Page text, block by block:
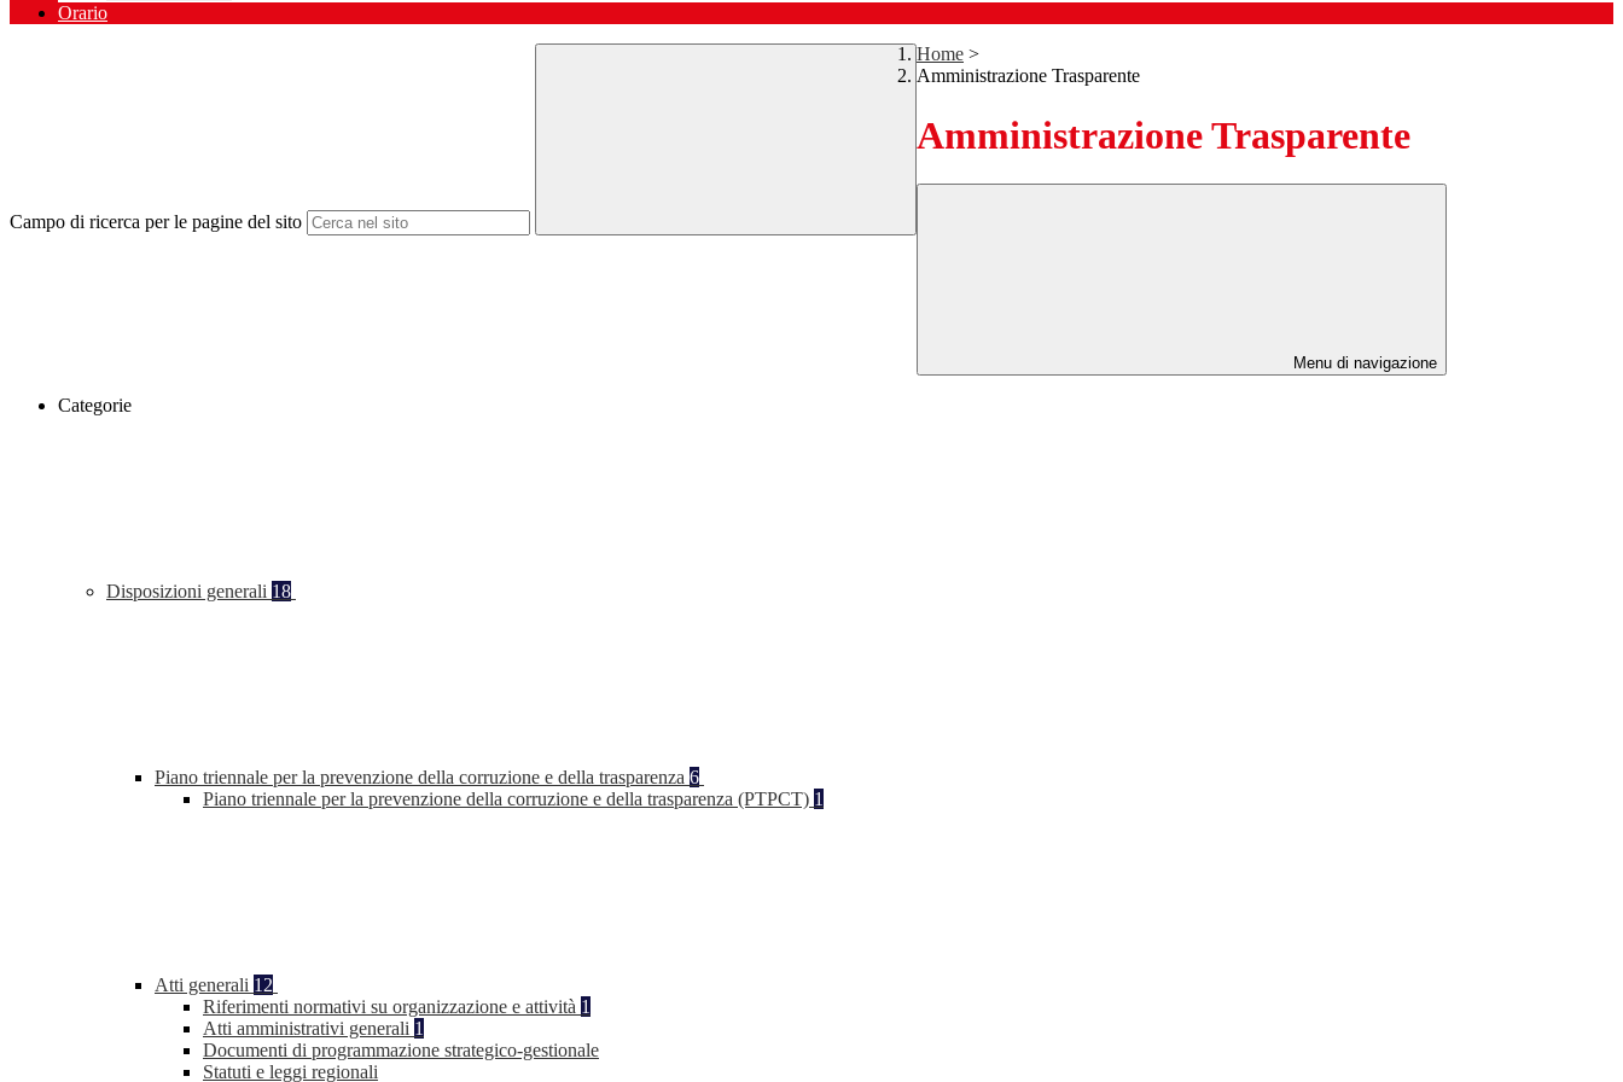
Orario
Campo di ricerca per le pagine del sito
Home >
Amministrazione Trasparente
Amministrazione Trasparente
Menu di navigazione
Categorie
Disposizioni generali 18
Piano triennale per la prevenzione della corruzione e della trasparenza 6
Piano triennale per la prevenzione della corruzione e della trasparenza (PTPCT) 1
Atti generali 12
Riferimenti normativi su organizzazione e attività 1
Atti amministrativi generali 1
Documenti di programmazione strategico-gestionale
Statuti e leggi regionali